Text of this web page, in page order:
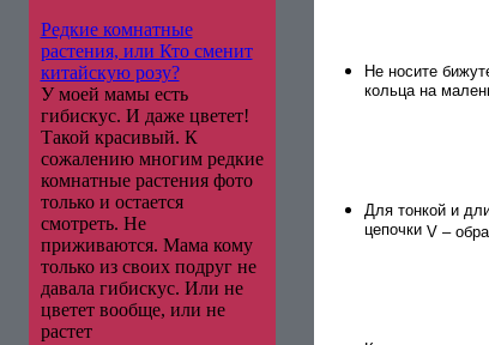
Редкие комнатные
растения, или Кто сменит
китайскую розу?
У моей мамы есть
гибискус. И даже цветет!
Такой красивый. К
сожалению многим редкие
комнатные растения фото
только и остается
смотреть. Не
приживаются. Мама кому
только из своих подруг не
давала гибискус. Или не
цветет вообще, или не
растет
Не носите
кольца на
Для тонкой и
цепочки V –